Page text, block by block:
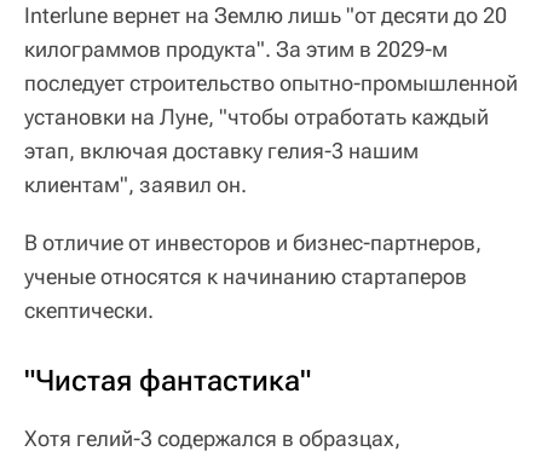
Interlune вернет на Землю лишь "от десяти до 20
килограммов продукта". За этим в 2029-м
последует строительство опытно-промышленной
установки на Луне, "чтобы отработать каждый
этап, включая доставку гелия-3 нашим
клиентам", заявил он.
В отличие от инвесторов и бизнес-партнеров,
ученые относятся к начинанию стартаперов
скептически.
"Чистая фантастика"
Хотя гелий-3 содержался в образцах,